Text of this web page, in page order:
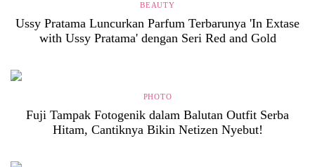
BEAUTY
Ussy Pratama Luncurkan Parfum Terbarunya 'In Extase
with Ussy Pratama' dengan Seri Red and Gold
PHOTO
Fuji Tampak Fotogenik dalam Balutan Outfit Serba
Hitam, Cantiknya Bikin Netizen Nyebut!